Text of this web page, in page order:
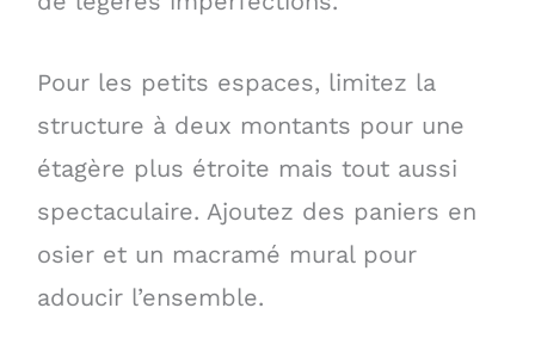
Pour les petits espaces, limitez la
structure à deux montants pour une
étagère plus étroite mais tout aussi
spectaculaire. Ajoutez des paniers en
osier et un macramé mural pour
adoucir l’ensemble.